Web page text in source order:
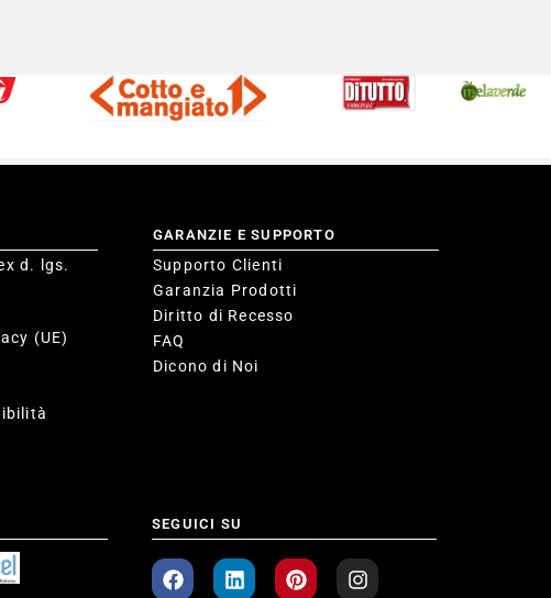
d. lgs.
(UE)
GARANZIE E SUPPORTO
Supporto Clienti
Garanzia Prodotti
Diritto di Recesso
FAQ
Dicono di Noi
SEGUICI SU